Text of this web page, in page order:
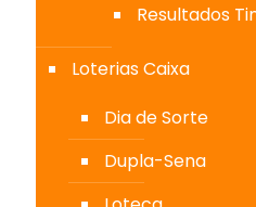
Resultados
Loterias Caixa
Dia de Sorte
Dupla-Sena